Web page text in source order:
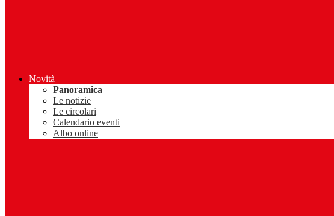
Novità
Panoramica
Le notizie
Le circolari
Calendario eventi
Albo online